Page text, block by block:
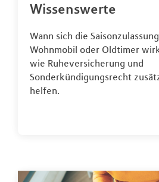
Wissenswerte
Wann sich die
Wohnmobil oder Oldtimer
wie Ruheversicherung und
Sonderkündigungsrecht
helfen.